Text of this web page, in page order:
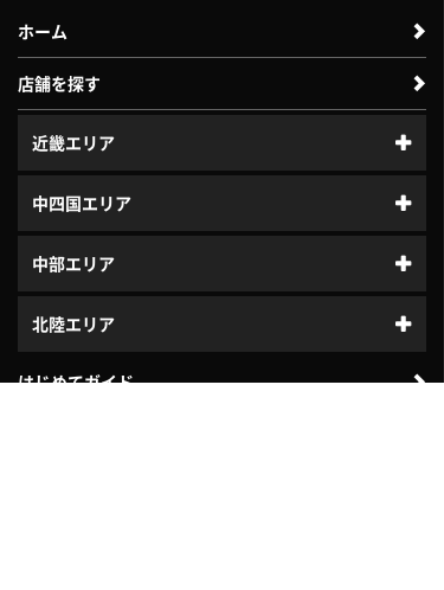
ホーム
店舗を探す
近畿エリア
中四国エリア
中部エリア
北陸エリア
はじめてガイド